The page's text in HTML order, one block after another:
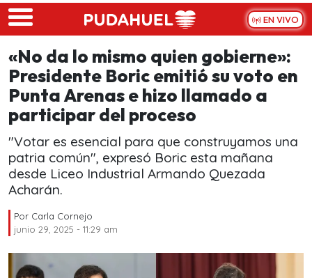
Skip to main content
EN VIVO
«No da lo mismo quien gobierne»:
Presidente Boric emitió su voto en
Punta Arenas e hizo llamado a
participar del proceso
"Votar es esencial para que construyamos una
patria común", expresó Boric esta mañana
desde Liceo Industrial Armando Quezada
Acharán.
Por Carla Cornejo
junio 29, 2025 - 11:29 am